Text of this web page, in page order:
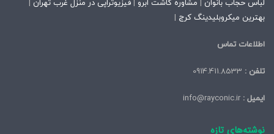
لباس حجاب بانوان | مشاوره کاشت ابرو | فیزیوتراپی در منزل غرب تهران |
بهترین میکروبلیدینگ کرج |
اطلاعات تماس
تلفن :
ایمیل :
نوشته‌های تازه